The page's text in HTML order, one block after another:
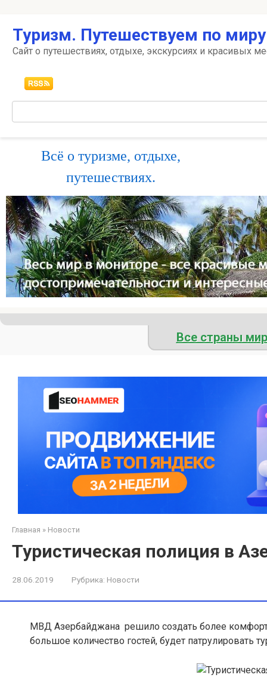
контенту
Туризм. Путешествуем по
Сайт о путешествиях, отдыхе, экскурсиях и красивых
Всё о туризме, отдыхе,
путешествиях.
Все страны
Главная » Новости
Туристическая полиция в
28.06.2019 Рубрика: Новости
МВД Азербайджана решило создать более
большое количество гостей, будет патрулировать